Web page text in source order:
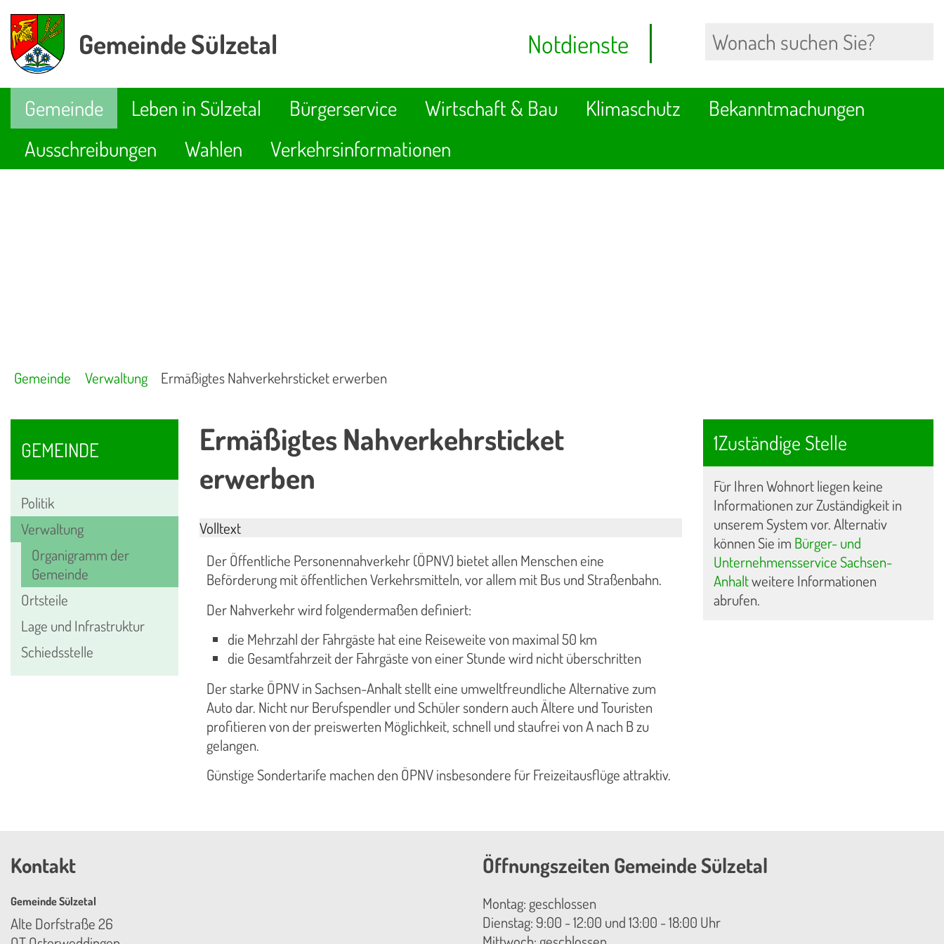
Gemeinde Sülzetal Notdienste
Gemeinde Leben in Sülzetal Bürgerservice Wirtschaft & Bau Klimaschutz
Bekanntmachungen
Ausschreibungen
Wahlen Verkehrsinformationen
Gemeinde Verwaltung Ermäßigtes Nahverkehrsticket erwerben
GEMEINDE
Politik
Verwaltung
Organigramm der
Gemeinde
Ortsteile
Lage und Infrastruktur
Schiedsstelle
Ermäßigtes Nahverkehrsticket
erwerben
Volltext
Der Öffentliche Personennahverkehr (ÖPNV) bietet allen Menschen eine
Beförderung mit öffentlichen Verkehrsmitteln, vor allem mit Bus und Straßenbahn.
Der Nahverkehr wird folgendermaßen definiert:
die Mehrzahl der Fahrgäste hat eine Reiseweite von maximal 50 km
die Gesamtfahrzeit der Fahrgäste von einer Stunde wird nicht überschritten
Der starke ÖPNV in Sachsen-Anhalt stellt eine umweltfreundliche Alternative zum
Auto dar. Nicht nur Berufspendler und Schüler sondern auch Ältere und Touristen
profitieren von der preiswerten Möglichkeit, schnell und staufrei von A nach B zu
gelangen.
Günstige Sondertarife machen den ÖPNV insbesondere für Freizeitausflüge attraktiv.
1Zuständige Stelle
Für Ihren Wohnort liegen keine
Informationen zur Zuständigkeit in
unserem System vor. Alternativ
können Sie im Bürger- und
Unternehmensservice Sachsen-
Anhaltweitere Informationen
abrufen.
Kontakt
Gemeinde Sülzetal
Alte Dorfstraße 26
Öffnungszeiten Gemeinde Sülzetal
Montag: geschlossen
Dienstag: 9:00 - 12:00 und 13:00 - 18:00 Uhr